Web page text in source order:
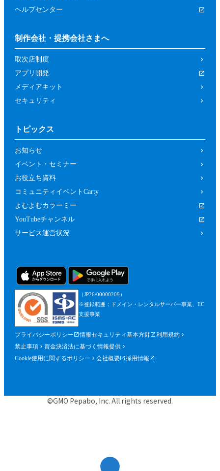
ヘルプセンター
制作会社・提携会社さまへ
取次店制度
アプリ開発
メディアキット
セキュリティ
トピックス
お知らせ
イベント・セミナー
お役立ち資料
コミュニティイベントCarty
よむよむカラーミー
YouTubeチャンネル
サービス運営状況
（JP26/00000209）
※登録範囲：ドメイン・レンタルサーバー事業、EC
支援事業
プライバシーポリシー 情報セキュリティ基本方針
利用規約
禁止事項
資金決済法に基づく情報提供
Cookie使用に関するポリシー
会社概要 採用情報
©GMO Pepabo, Inc. All rights reserved.